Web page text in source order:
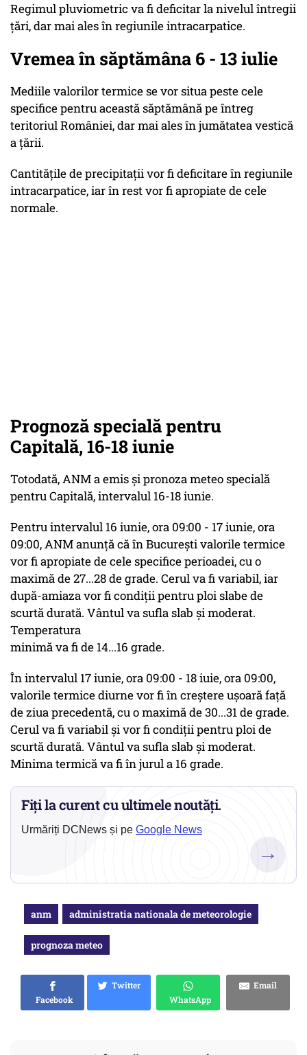
Regimul pluviometric va fi deficitar la nivelul întregii
țări, dar mai ales în regiunile intracarpatice.
Vremea în săptămâna 6 - 13 iulie
Mediile valorilor termice se vor situa peste cele
specifice pentru această săptămână pe întreg
teritoriul României, dar mai ales în jumătatea vestică
a țării.
Cantitățile de precipitații vor fi deficitare în regiunile
intracarpatice, iar în rest vor fi apropiate de cele
normale.
Prognoză specială pentru
Capitală, 16-18 iunie
Totodată, ANM a emis și pronoza meteo specială
pentru Capitală, intervalul 16-18 iunie.
Pentru intervalul 16 iunie, ora 09:00 - 17 iunie, ora
09:00, ANM anunță că în București valorile termice
vor fi apropiate de cele specifice perioadei, cu o
maximă de 27...28 de grade. Cerul va fi variabil, iar
după-amiaza vor fi condiții pentru ploi slabe de
scurtă durată. Vântul va sufla slab și moderat.
Temperatura
minimă va fi de 14...16 grade.
În intervalul 17 iunie, ora 09:00 - 18 iuie, ora 09:00,
valorile termice diurne vor fi în creștere ușoară față
de ziua precedentă, cu o maximă de 30...31 de grade.
Cerul va fi variabil și vor fi condiții pentru ploi de
scurtă durată. Vântul va sufla slab și moderat.
Minima termică va fi în jurul a 16 grade.
Fiți la curent cu ultimele noutăți.
Urmăriți DCNews și pe Google News
→
anm administratia nationala de meteorologie
prognoza meteo
Facebook
Twitter
WhatsApp
Email